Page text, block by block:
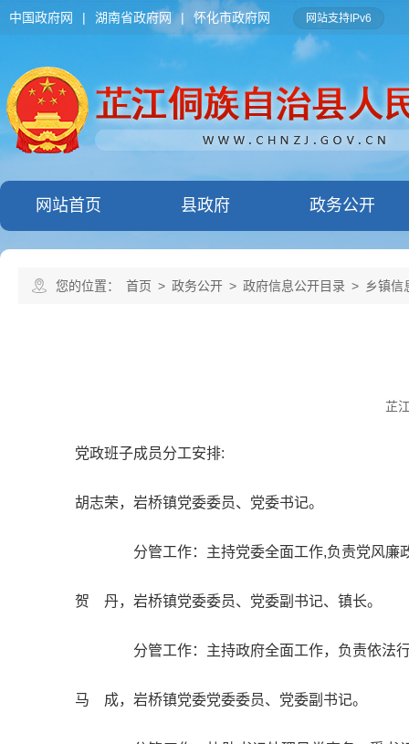
中国政府网 | 湖南省政府网 | 怀化市政府网 网站支持IPv6
网站首页 县政府 政务公开
您的位置： 首页 > 政务公开 > 政府信息公开目录 > 乡镇信
芷
党政班子成员分工安排:
胡志荣，岩桥镇党委委员、党委书记。
分管工作：主持党委全面工作,负责党风廉政
贺 丹，岩桥镇党委委员、党委副书记、镇长。
分管工作：主持政府全面工作，负责依法行
马 成，岩桥镇党委党委委员、党委副书记。